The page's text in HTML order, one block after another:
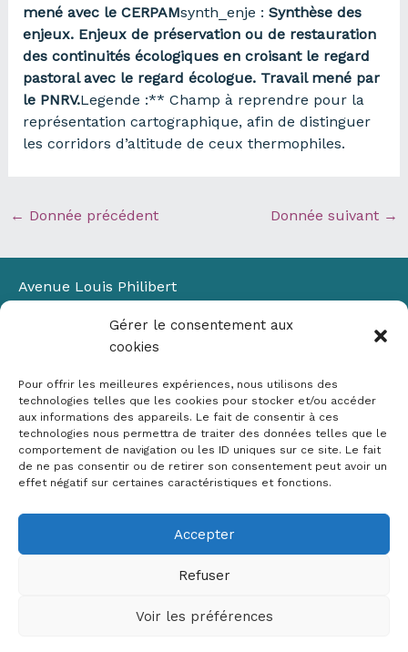
Gérer le consentement aux
cookies
Pour offrir les meilleures expériences, nous utilisons des
technologies telles que les cookies pour stocker et/ou accéder
aux informations des appareils. Le fait de consentir à ces
technologies nous permettra de traiter des données telles que le
comportement de navigation ou les ID uniques sur ce site. Le fait
de ne pas consentir ou de retirer son consentement peut avoir un
effet négatif sur certaines caractéristiques et fonctions.
Accepter
Refuser
Voir les préférences
mené avec le CERPAMsynth_enje : Synthèse des
enjeux. Enjeux de préservation ou de restauration
des continuités écologiques en croisant le regard
pastoral avec le regard écologue. Travail mené par
le PNRV.Legende :** Champ à reprendre pour la
représentation cartographique, afin de distinguer
les corridors d’altitude de ceux thermophiles.
← Donnée précédent Donnée suivant →
Avenue Louis Philibert
Bâtiment Laennec
13100 Aix-en-Provence
✉ contact@crige-paca.org
Mentions légales
RGPD
Copyright © 2026 Crige PACA